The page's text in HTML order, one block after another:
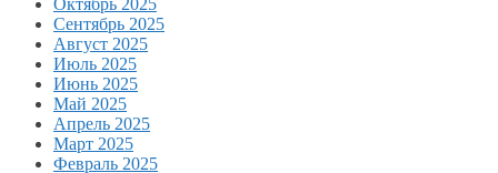
Октябрь 2025
Сентябрь 2025
Август 2025
Июль 2025
Июнь 2025
Май 2025
Апрель 2025
Март 2025
Февраль 2025